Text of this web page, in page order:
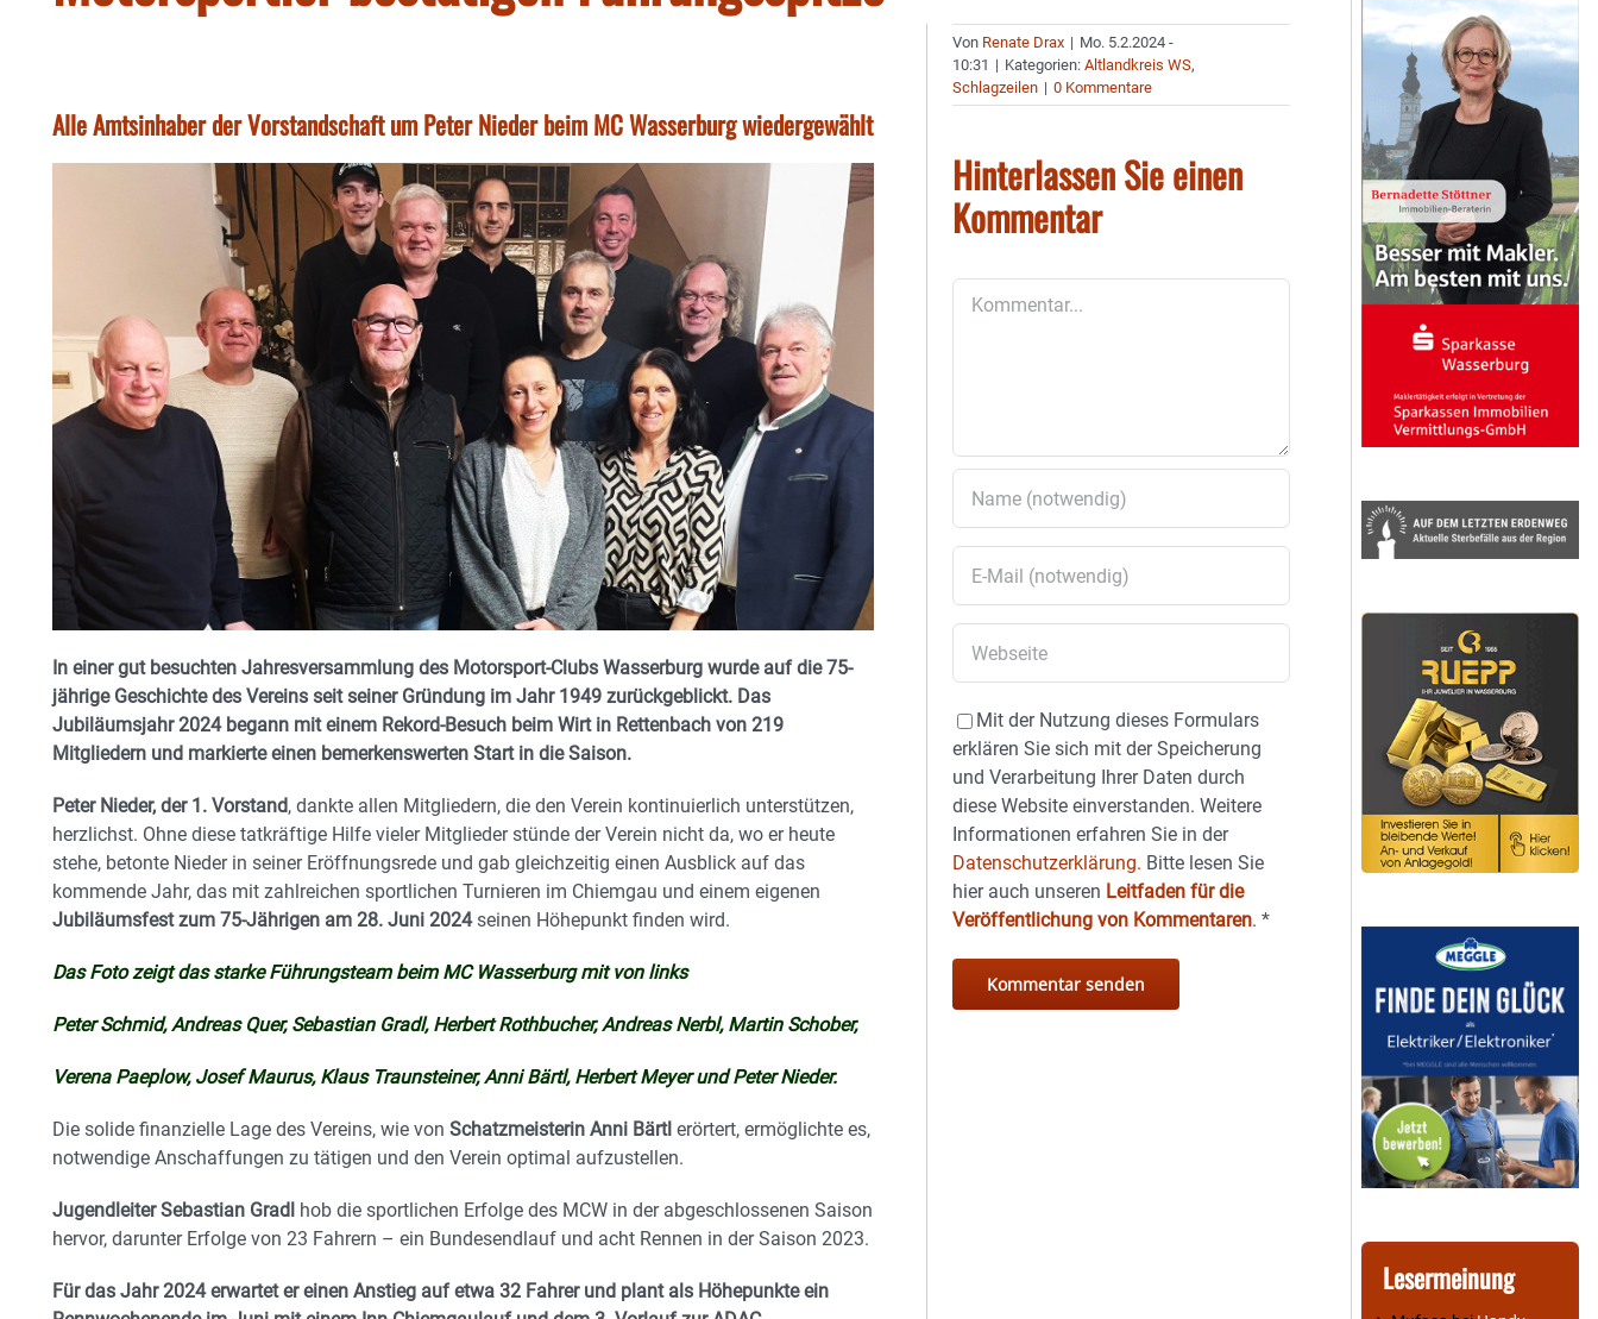
Alle Amtsinhaber der Vorstandschaft um Peter Nieder beim MC Wasserburg wiedergewählt
In einer gut besuchten Jahresversammlung des Motorsport-Clubs Wasserburg wurde auf die 75-
jährige Geschichte des Vereins seit seiner Gründung im Jahr 1949 zurückgeblickt. Das
Jubiläumsjahr 2024 begann mit einem Rekord-Besuch beim Wirt in Rettenbach von 219
Mitgliedern und markierte einen bemerkenswerten Start in die Saison.
Peter Nieder, der 1. Vorstand, dankte allen Mitgliedern, die den Verein kontinuierlich unterstützen,
herzlichst. Ohne diese tatkräftige Hilfe vieler Mitglieder stünde der Verein nicht da, wo er heute
stehe, betonte Nieder in seiner Eröffnungsrede und gab gleichzeitig einen Ausblick auf das
kommende Jahr, das mit zahlreichen sportlichen Turnieren im Chiemgau und einem eigenen
Jubiläumsfest zum 75-Jährigen am 28. Juni 2024seinen Höhepunkt finden wird.
Das Foto zeigt das starke Führungsteam beim MC Wasserburg mit von links
Peter Schmid, Andreas Quer, Sebastian Gradl, Herbert Rothbucher, Andreas Nerbl, Martin Schober,
Verena Paeplow, Josef Maurus, Klaus Traunsteiner, Anni Bärtl, Herbert Meyer und Peter Nieder.
Die solide finanzielle Lage des Vereins, wie von Schatzmeisterin Anni Bärtl erörtert, ermöglichte es,
notwendige Anschaffungen zu tätigen und den Verein optimal aufzustellen.
Jugendleiter Sebastian Gradl
hob die sportlichen Erfolge des MCW in der abgeschlossenen Saison
hervor, darunter Erfolge von 23 Fahrern – ein Bundesendlauf und acht Rennen in der Saison 2023.
Für das Jahr 2024 erwartet er einen Anstieg auf etwa 32 Fahrer und plant als Höhepunkte ein
Von Renate Drax | Mo. 5.2.2024 -
10:31 | Kategorien:Altlandkreis WS,
Schlagzeilen | 0 Kommentare
Hinterlassen Sie einen
Kommentar
Mit der Nutzung dieses Formulars
erklären Sie sich mit der Speicherung
und Verarbeitung Ihrer Daten durch
diese Website einverstanden. Weitere
Informationen erfahren Sie in der
Datenschutzerklärung. Bitte lesen Sie
hier auch unseren Leitfaden für die
Veröffentlichung von Kommentaren.*
Lesermeinung